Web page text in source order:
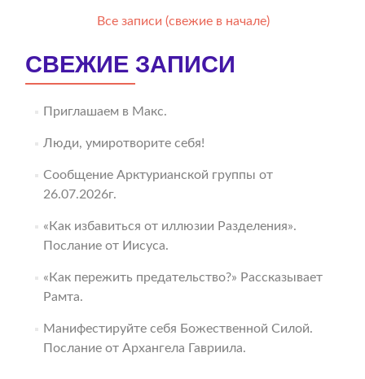
Все записи (свежие в начале)
СВЕЖИЕ ЗАПИСИ
Приглашаем в Макс.
Люди, умиротворите себя!
Сообщение Арктурианской группы от
26.07.2026г.
«Как избавиться от иллюзии Разделения».
Послание от Иисуса.
«Как пережить предательство?» Рассказывает
Рамта.
Манифестируйте себя Божественной Силой.
Послание от Архангела Гавриила.